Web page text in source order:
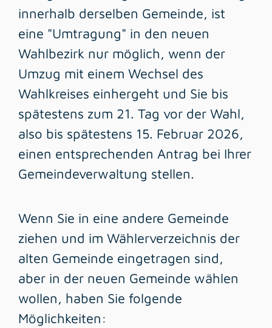
innerhalb derselben Gemeinde, ist
eine "Umtragung" in den neuen
Wahlbezirk nur möglich, wenn der
Umzug mit einem Wechsel des
Wahlkreises einhergeht und Sie bis
spätestens zum 21. Tag vor der Wahl,
also bis spätestens 15. Februar 2026,
einen entsprechenden Antrag bei Ihrer
Gemeindeverwaltung stellen.
Wenn Sie in eine andere Gemeinde
ziehen und im Wählerverzeichnis der
alten Gemeinde eingetragen sind,
aber in der neuen Gemeinde wählen
wollen, haben Sie folgende
Möglichkeiten: